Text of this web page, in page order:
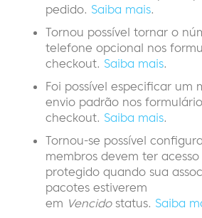
pedido. Saiba mais.
Tornou possível tornar o
telefone opcional nos
checkout. Saiba mais.
Foi possível especificar um
envio padrão nos
checkout. Saiba mais.
Tornou-se possível
membros devem ter
protegido quando sua
pacotes estiverem
em Vencidostatus. Saiba